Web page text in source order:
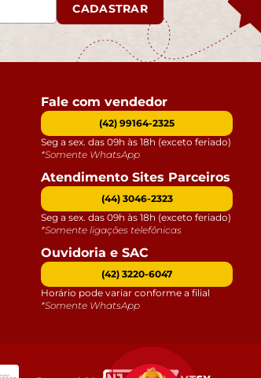
CADASTRAR
Fale com vendedor
(42) 99164-2325
Seg a sex. das 09h às 18h (exceto feriado)
*Somente WhatsApp
Atendimento Sites Parceiros
(44) 3046-2323
Seg a sex. das 09h às 18h (exceto feriado)
*Somente ligações telefônicas
Ouvidoria e SAC
(42) 3220-6047
Horário pode variar conforme a filial
*Somente WhatsApp